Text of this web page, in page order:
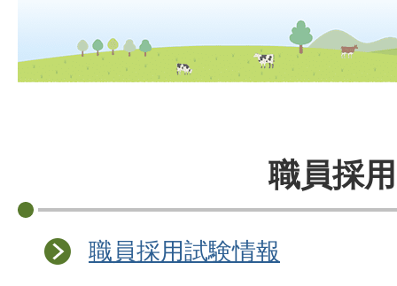
職員採用
職員採用試験情報